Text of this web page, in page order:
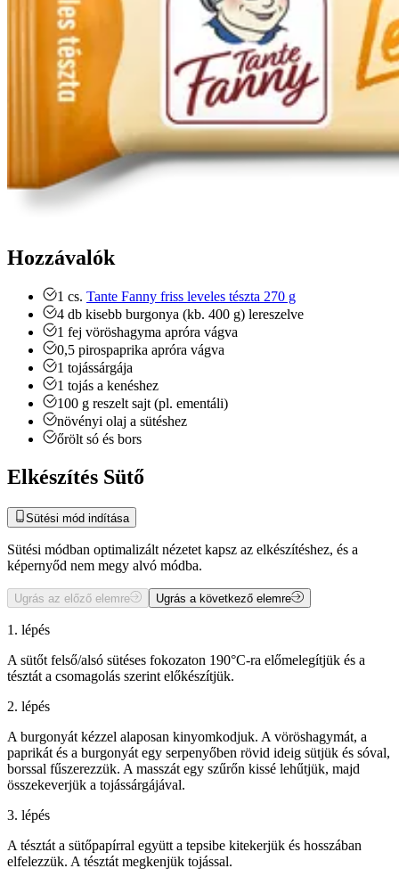
Hozzávalók
1 cs. Tante Fanny friss leveles tészta 270 g
4 db kisebb burgonya (kb. 400 g) lereszelve
1 fej vöröshagyma apróra vágva
0,5 pirospaprika apróra vágva
1 tojássárgája
1 tojás a kenéshez
100 g reszelt sajt (pl. ementáli)
növényi olaj a sütéshez
őrölt só és bors
Elkészítés Sütő
Sütési mód indítása
Sütési módban optimalizált nézetet kapsz az elkészítéshez, és a
képernyőd nem megy alvó módba.
Ugrás az előző elemre Ugrás a következő elemre
1. lépés
A sütőt felső/alsó sütéses fokozaton 190°C-ra előmelegítjük és a
tésztát a csomagolás szerint előkészítjük.
2. lépés
A burgonyát kézzel alaposan kinyomkodjuk. A vöröshagymát, a
paprikát és a burgonyát egy serpenyőben rövid ideig sütjük és sóval,
borssal fűszerezzük. A masszát egy szűrőn kissé lehűtjük, majd
összekeverjük a tojássárgájával.
3. lépés
A tésztát a sütőpapírral együtt a tepsibe kitekerjük és hosszában
elfelezzük. A tésztát megkenjük tojással.